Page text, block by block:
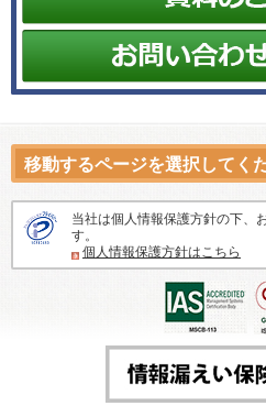
当社は個人情報保護方針の下、
す。
個人情報保護方針はこちら